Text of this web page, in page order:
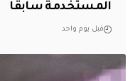
المستخدمة سابقاً
قبل يوم واحد